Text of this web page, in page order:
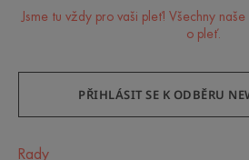
Jsme tu vždy pro vaši pleť! Všechny
o pleť.
PŘIHLÁSIT SE K ODBĚRU
Rady